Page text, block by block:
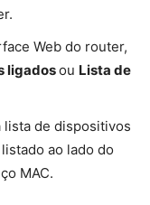
Web do router,
ligadosou Lista de
lista de dispositivos
ao lado do
MAC.